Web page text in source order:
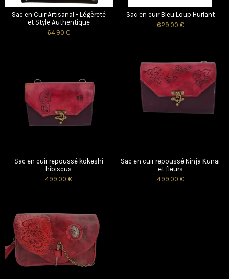
Sac en Cuir Artisanal - Légèreté
et Style Authentique
64,90 €
Sac en cuir Bleu Loup Hurlant
629,00 €
Sac en cuir repoussé kokeshi
hibiscus
499,00 €
Sac en cuir repoussé Ninja Kunai
et fleurs
499,00 €